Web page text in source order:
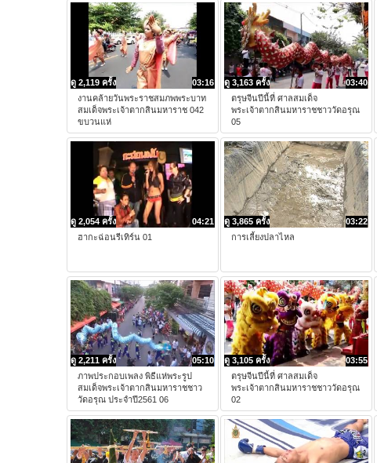
03:16
ดู 2,119 ครั้ง
งานคล้ายวันพระราชสมภพพระบาท
สมเด็จพระเจ้าตากสินมหาราช 042
ขบวนแห่
03:40
ดู 3,163 ครั้ง
ตรุษจีนปีนี้ที่ ศาลสมเด็จ
พระเจ้าตากสินมหาราชชาววัดอรุณ
05
04:21
ดู 2,054 ครั้ง
ฮากะฉ่อนรีเทิร์น 01
03:22
ดู 3,865 ครั้ง
การเลี้ยงปลาไหล
05:10
ดู 2,211 ครั้ง
ภาพประกอบเพลง พิธีแห่พระรูป
สมเด็จพระเจ้าตากสินมหาราชชาว
วัดอรุณ ประจำปี2561 06
03:55
ดู 3,105 ครั้ง
ตรุษจีนปีนี้ที่ ศาลสมเด็จ
พระเจ้าตากสินมหาราชชาววัดอรุณ
02